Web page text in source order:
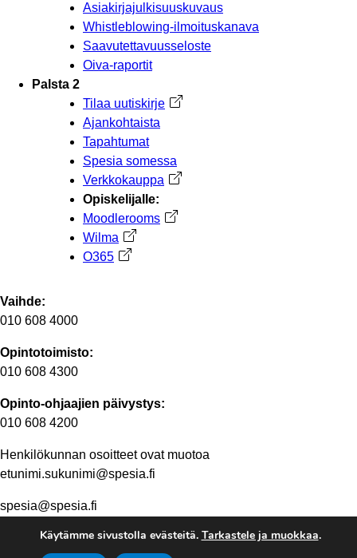
Asiakirjajulkisuuskuvaus
Whistleblowing-ilmoituskanava
Saavutettavuusseloste
Oiva-raportit
Palsta 2
Tilaa uutiskirje Avautuu uuteen välilehteen
Ajankohtaista
Tapahtumat
Spesia somessa
Verkkokauppa Avautuu uuteen välilehteen
Opiskelijalle:
Moodlerooms Avautuu uuteen välilehteen
Wilma Avautuu uuteen välilehteen
O365 Avautuu uuteen välilehteen
Vaihde:
010 608 4000
Opintotoimisto:
010 608 4300
Opinto-ohjaajien päivystys:
010 608 4200
Henkilökunnan osoitteet ovat muotoa
etunimi.sukunimi@spesia.fi
spesia@spesia.fi
Henkilöstön yhteystiedot
Käytämme sivustolla evästeitä. Tarkastele ja muokkaa.